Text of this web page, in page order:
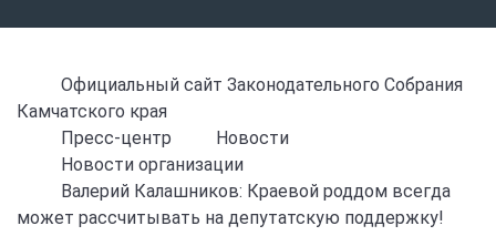
Официальный сайт Законодательного Собрания
Камчатского края
Пресс-центр
Новости
Новости организации
Валерий Калашников: Краевой роддом всегда
может рассчитывать на депутатскую поддержку!